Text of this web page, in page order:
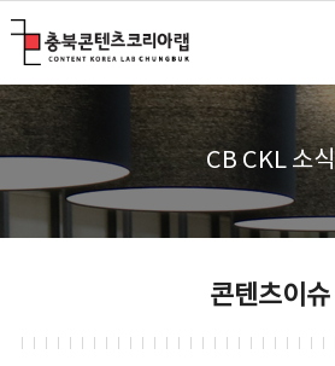
CB CKL 소식
콘텐츠이슈